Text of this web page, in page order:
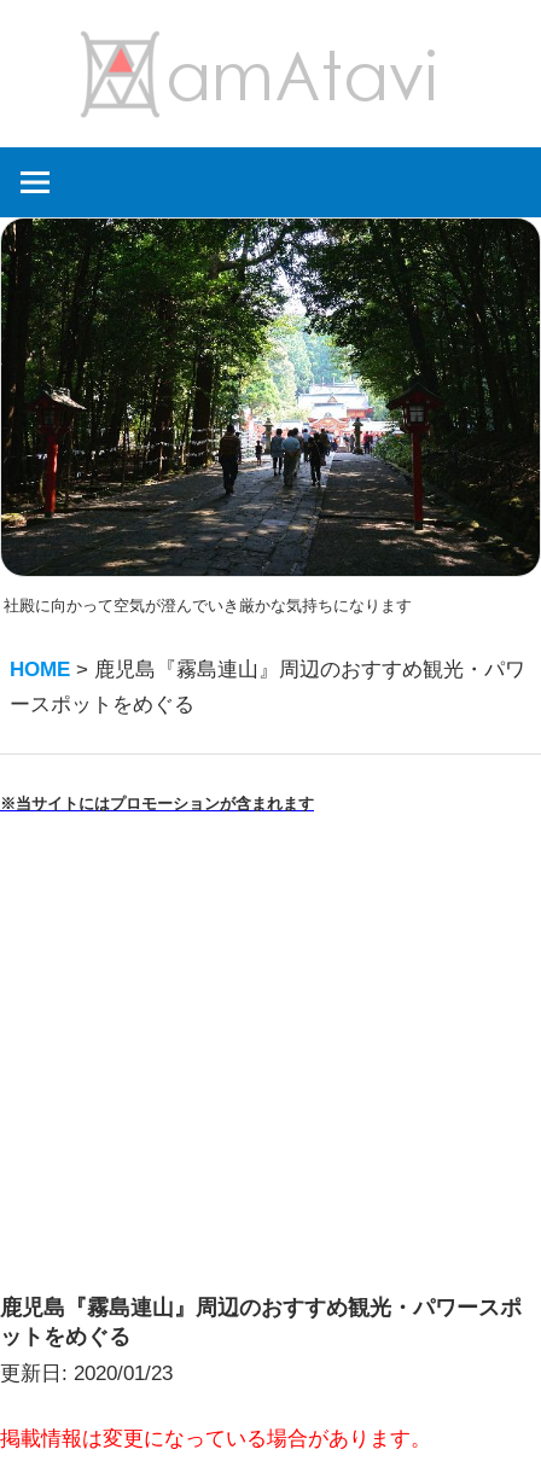
ス
キ
ッ
プ
を
て
→
旅
に
出
よ
う
社殿に向かって空気が澄んでいき厳かな気持ちになります
HOME > 鹿児島『霧島連山』周辺のおすすめ観光・パワ
ースポットをめぐる
※当サイトにはプロモーションが含まれます
鹿児島『霧島連山』周辺のおすすめ観光・パワースポ
ットをめぐる
更新日: 2020/01/23
掲載情報は変更になっている場合があります。